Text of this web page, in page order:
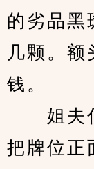
的劣品黑
几颗。额
钱。
姐夫伸
把牌位正